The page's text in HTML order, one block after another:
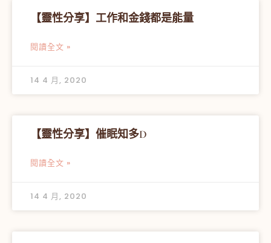
【靈性分享】工作和金錢都是能量
閱讀全文 »
14 4 月, 2020
【靈性分享】催眠知多D
閱讀全文 »
14 4 月, 2020